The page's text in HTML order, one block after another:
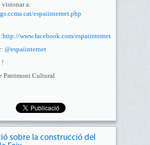
visionar a:
espaiinternet.php
http://www.facebook.com/espaiinternet
@espaiinternet
!
Patrimoni Cultural
sobre la construcció del